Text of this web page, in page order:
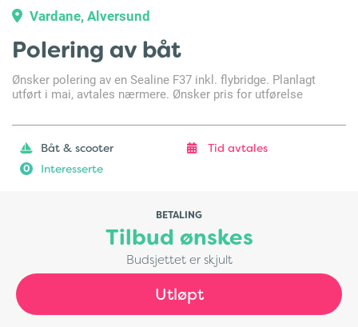
Vardane, Alversund
Polering av båt
Ønsker polering av en Sealine F37 inkl. flybridge. Planlagt
utført i mai, avtales nærmere. Ønsker pris for utførelse
Båt & scooter Tid avtales
0 Interesserte
BETALING
Tilbud ønskes
Budsjettet er skjult
Utløpt